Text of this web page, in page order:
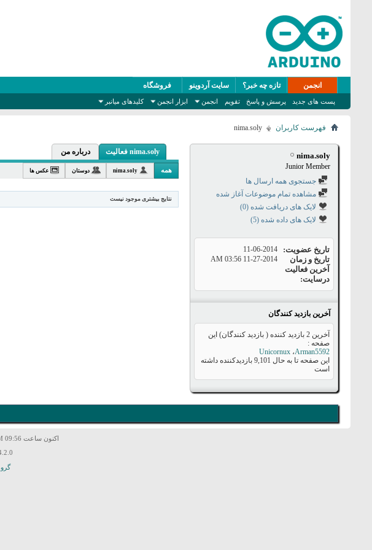
انجمن
پست های جدید پرسش و پاسخ تقویم انجمن ابزار انجمن کلیدهای میانبر
تازه چه خبر؟ سایت آردوینو فروشگاه
فهرست کاربران nima.soly
nima.soly
Junior Member
جستجوی همه ارسال ها
مشاهده تمام موضوعات آغاز شده
لایک های دریافت شده (0)
لایک های داده شده (5)
تاریخ عضویت 11-06-2014
تاریخ و زمان
آخرین فعالیت
درسایت
11-27-2014
03:56 AM
آخرین بازدید کنندگان
آخرین 2 بازدید کننده ( بازدید کنندگان) این
صفحه :
Arman5592، Unicornux
این صفحه تا به حال 9,101 بازدیدکننده داشته
است
nima.soly فعالیت درباره من
همه nima.soly دوستان عکس ها
نتایج بیشتری موجود نیست
اکنون ساعت 09:56 AM برپایه ساعت جهانی (GMT - گرینویچ) می باشد.